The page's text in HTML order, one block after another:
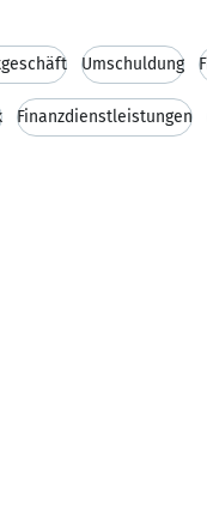
Umschuldung
Finanzdienstleistungen